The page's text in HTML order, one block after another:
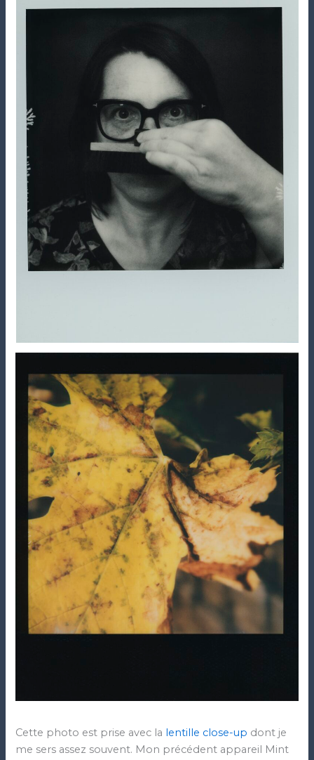
Cette photo est prise avec la lentille close-up dont je
me sers assez souvent. Mon précédent appareil Mint